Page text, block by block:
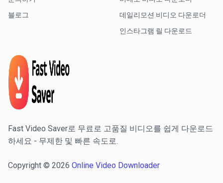
블로그
데일리모션 비디오 다운로더
인스타그램 릴 다운로드
Fast Video Saver로 무료로 고품질 비디오를 쉽게 다운로드
하세요 - 무제한 및 빠른 속도로.
Copyright © 2026 Online Video Downloader